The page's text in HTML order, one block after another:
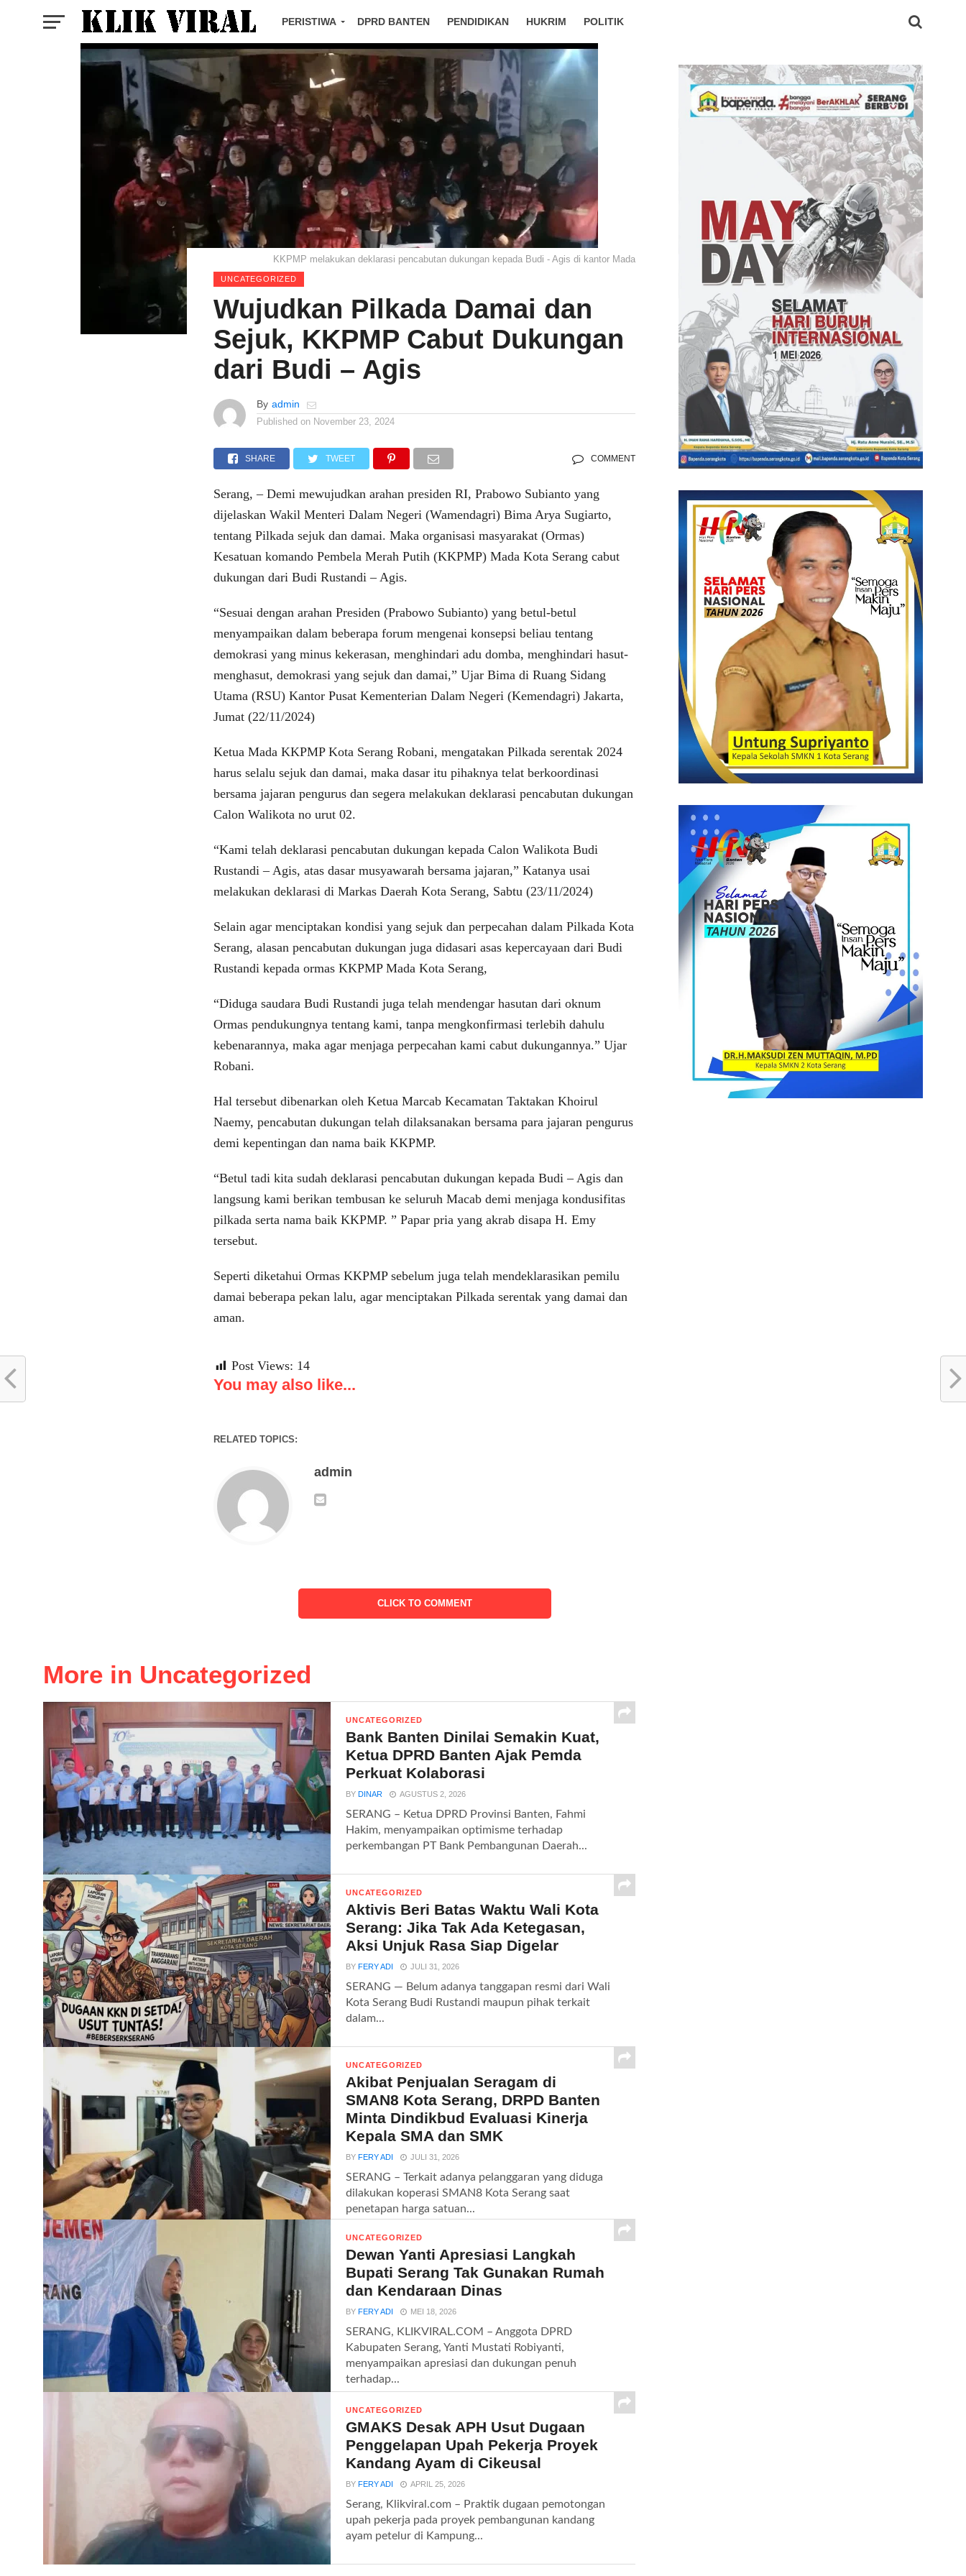
PERISTIWA DPRD BANTEN PENDIDIKAN HUKRIM POLITIK
KKPMP melakukan deklarasi pencabutan dukungan kepada Budi - Agis di kantor Mada
UNCATEGORIZED
Wujudkan Pilkada Damai dan
Sejuk, KKPMP Cabut Dukungan
dari Budi – Agis
By admin
Published on November 23, 2024
SHARE TWEET COMMENT
Serang, – Demi mewujudkan arahan presiden RI, Prabowo Subianto yang
dijelaskan Wakil Menteri Dalam Negeri (Wamendagri) Bima Arya Sugiarto,
tentang Pilkada sejuk dan damai. Maka organisasi masyarakat (Ormas)
Kesatuan komando Pembela Merah Putih (KKPMP) Mada Kota Serang cabut
dukungan dari Budi Rustandi – Agis.
“Sesuai dengan arahan Presiden (Prabowo Subianto) yang betul-betul
menyampaikan dalam beberapa forum mengenai konsepsi beliau tentang
demokrasi yang minus kekerasan, menghindari adu domba, menghindari hasut-
menghasut, demokrasi yang sejuk dan damai,” Ujar Bima di Ruang Sidang
Utama (RSU) Kantor Pusat Kementerian Dalam Negeri (Kemendagri) Jakarta,
Jumat (22/11/2024)
Ketua Mada KKPMP Kota Serang Robani, mengatakan Pilkada serentak 2024
harus selalu sejuk dan damai, maka dasar itu pihaknya telat berkoordinasi
bersama jajaran pengurus dan segera melakukan deklarasi pencabutan dukungan
Calon Walikota no urut 02.
“Kami telah deklarasi pencabutan dukungan kepada Calon Walikota Budi
Rustandi – Agis, atas dasar musyawarah bersama jajaran,” Katanya usai
melakukan deklarasi di Markas Daerah Kota Serang, Sabtu (23/11/2024)
Selain agar menciptakan kondisi yang sejuk dan perpecahan dalam Pilkada Kota
Serang, alasan pencabutan dukungan juga didasari asas kepercayaan dari Budi
Rustandi kepada ormas KKPMP Mada Kota Serang,
“Diduga saudara Budi Rustandi juga telah mendengar hasutan dari oknum
Ormas pendukungnya tentang kami, tanpa mengkonfirmasi terlebih dahulu
kebenarannya, maka agar menjaga perpecahan kami cabut dukungannya.” Ujar
Robani.
Hal tersebut dibenarkan oleh Ketua Marcab Kecamatan Taktakan Khoirul
Naemy, pencabutan dukungan telah dilaksanakan bersama para jajaran pengurus
demi kepentingan dan nama baik KKPMP.
“Betul tadi kita sudah deklarasi pencabutan dukungan kepada Budi – Agis dan
langsung kami berikan tembusan ke seluruh Macab demi menjaga kondusifitas
pilkada serta nama baik KKPMP. ” Papar pria yang akrab disapa H. Emy
tersebut.
Seperti diketahui Ormas KKPMP sebelum juga telah mendeklarasikan pemilu
damai beberapa pekan lalu, agar menciptakan Pilkada serentak yang damai dan
aman.
Post Views: 14
You may also like...
RELATED TOPICS:
admin
CLICK TO COMMENT
More in Uncategorized
UNCATEGORIZED
Bank Banten Dinilai Semakin Kuat,
Ketua DPRD Banten Ajak Pemda
Perkuat Kolaborasi
BYDINAR AGUSTUS 2, 2026
SERANG – Ketua DPRD Provinsi Banten, Fahmi
Hakim, menyampaikan optimisme terhadap
perkembangan PT Bank Pembangunan Daerah...
UNCATEGORIZED
Aktivis Beri Batas Waktu Wali Kota
Serang: Jika Tak Ada Ketegasan,
Aksi Unjuk Rasa Siap Digelar
BYFERY ADI JULI 31, 2026
SERANG — Belum adanya tanggapan resmi dari Wali
Kota Serang Budi Rustandi maupun pihak terkait
dalam...
UNCATEGORIZED
Akibat Penjualan Seragam di
SMAN8 Kota Serang, DRPD Banten
Minta Dindikbud Evaluasi Kinerja
Kepala SMA dan SMK
BYFERY ADI JULI 31, 2026
SERANG – Terkait adanya pelanggaran yang diduga
dilakukan koperasi SMAN8 Kota Serang saat
penetapan harga satuan...
UNCATEGORIZED
Dewan Yanti Apresiasi Langkah
Bupati Serang Tak Gunakan Rumah
dan Kendaraan Dinas
BYFERY ADI MEI 18, 2026
SERANG, KLIKVIRAL.COM – Anggota DPRD
Kabupaten Serang, Yanti Mustati Robiyanti,
menyampaikan apresiasi dan dukungan penuh
terhadap...
UNCATEGORIZED
GMAKS Desak APH Usut Dugaan
Penggelapan Upah Pekerja Proyek
Kandang Ayam di Cikeusal
BYFERY ADI APRIL 25, 2026
Serang, Klikviral.com – Praktik dugaan pemotongan
upah pekerja pada proyek pembangunan kandang
ayam petelur di Kampung...